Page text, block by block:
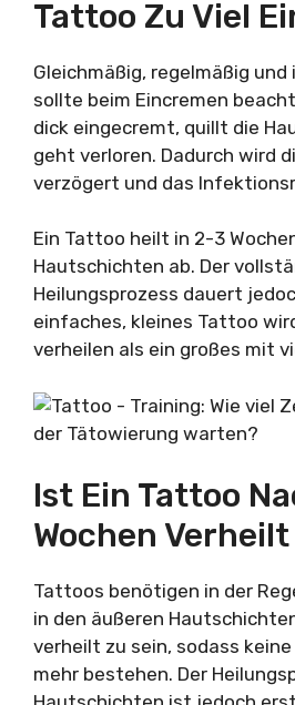
Tattoo Zu Viel
Gleichmäßig, regelmäßig und
sollte beim Eincremen
dick eingecremt, quillt die
geht verloren. Dadurch wird
verzögert und das
Ein Tattoo heilt in 2-3
Hautschichten ab. Der
Heilungsprozess dauert
einfaches, kleines Tattoo
verheilen als ein großes mit
Ist Ein Tattoo
Wochen Verheilt
Tattoos benötigen in der
in den äußeren
verheilt zu sein, sodass
mehr bestehen. Der